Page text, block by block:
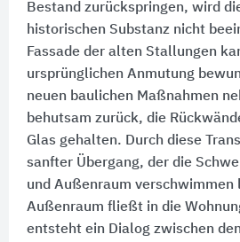
Bestand zurückspringen, wird
historischen Substanz nicht
Fassade der alten Stallungen
ursprünglichen Anmutung
neuen baulichen Maßnahmen
behutsam zurück, die
Glas gehalten. Durch diese
sanfter Übergang, der die
und Außenraum verschwimmen
Außenraum fließt in die
entsteht ein Dialog zwischen